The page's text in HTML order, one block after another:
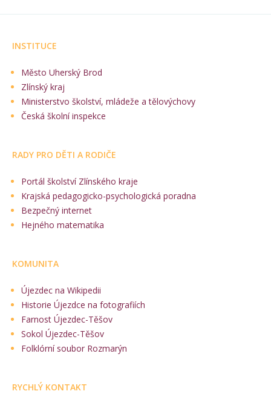
INSTITUCE
Město Uherský Brod
Zlínský kraj
Ministerstvo školství, mládeže a tělovýchovy
Česká školní inspekce
RADY PRO DĚTI A RODIČE
Portál školství Zlínského kraje
Krajská pedagogicko-psychologická poradna
Bezpečný internet
Hejného matematika
KOMUNITA
Újezdec na Wikipedii
Historie Újezdce na fotografiích
Farnost Újezdec-Těšov
Sokol Újezdec-Těšov
Folklórní soubor Rozmarýn
RYCHLÝ KONTAKT